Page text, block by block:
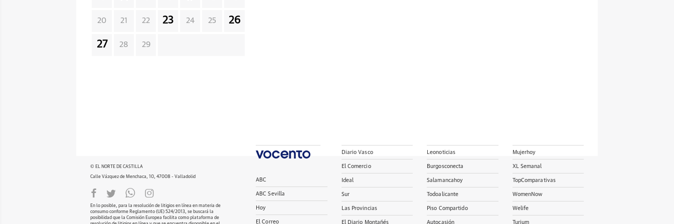
20 21 22 23 24 25 26
27 28 29
© EL NORTE DE CASTILLA
Calle Vázquez de Menchaca, 10, 47008 - Valladolid
En lo posible, para la resolución de litigios en línea en materia de
consumo conforme Reglamento (UE) 524/2013, se buscará la
posibilidad que la Comisión Europea facilita como plataforma de
ABC
ABC Sevilla
Hoy
El Correo
Diario Vasco
El Comercio
Ideal
Sur
Las Provincias
El Diario Montañés
Leonoticias
Burgosconecta
Salamancahoy
Todoalicante
Piso Compartido
Autocasión
Mujerhoy
XL Semanal
TopComparativas
WomenNow
Welife
Turium